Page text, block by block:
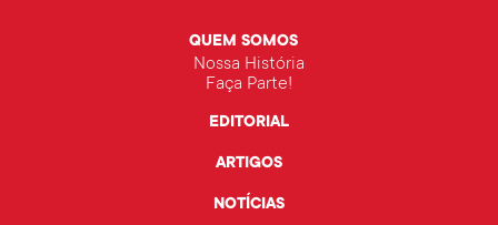
QUEM SOMOS
Nossa História
Faça Parte!
EDITORIAL
ARTIGOS
NOTÍCIAS